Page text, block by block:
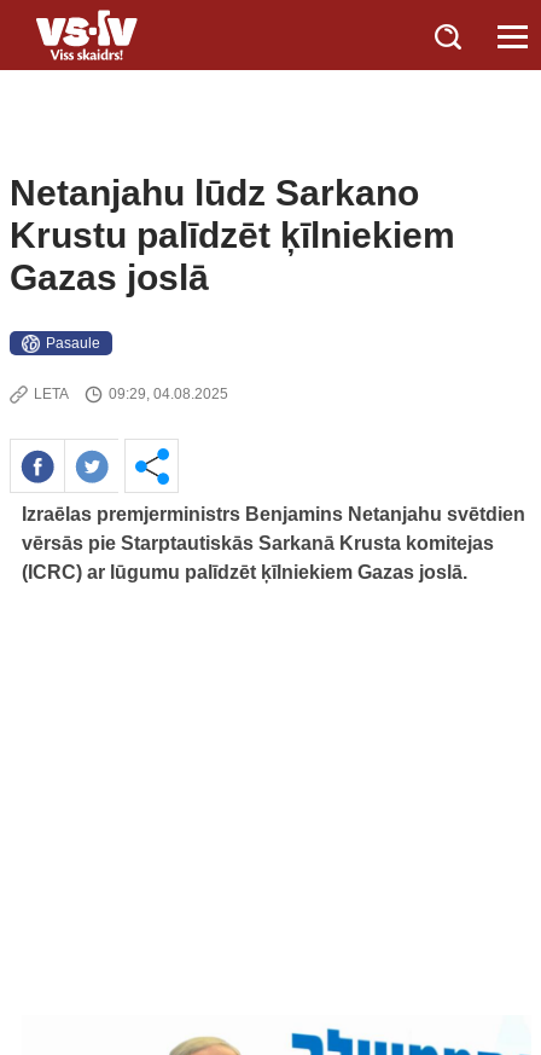
Netanjahu lūdz Sarkano
Krustu palīdzēt ķīlniekiem
Gazas joslā
Pasaule
LETA 09:29, 04.08.2025
Izraēlas premjerministrs Benjamins Netanjahu svētdien
vērsās pie Starptautiskās Sarkanā Krusta komitejas
(ICRC) ar lūgumu palīdzēt ķīlniekiem Gazas joslā.